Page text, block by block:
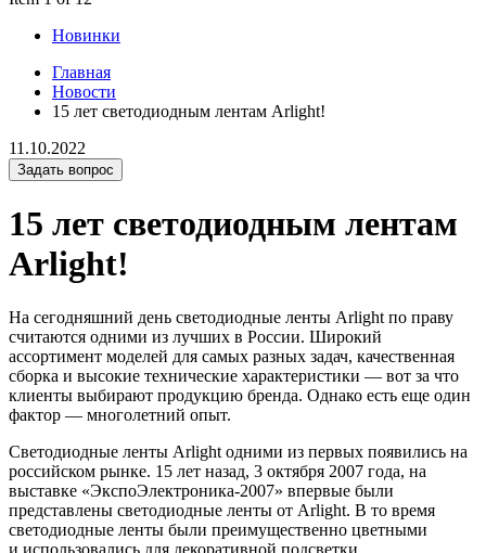
Новинки
Главная
Новости
15 лет светодиодным лентам Arlight!
11.10.2022
Задать вопрос
15 лет светодиодным лентам
Arlight!
На сегодняшний день светодиодные ленты Arlight по праву
считаются одними из лучших в России. Широкий
ассортимент моделей для самых разных задач, качественная
сборка и высокие технические характеристики — вот за что
клиенты выбирают продукцию бренда. Однако есть еще один
фактор — многолетний опыт.
Светодиодные ленты Arlight одними из первых появились на
российском рынке. 15 лет назад, 3 октября 2007 года, на
выставке «ЭкспоЭлектроника-2007» впервые были
представлены светодиодные ленты от Arlight. В то время
светодиодные ленты были преимущественно цветными
и использовались для декоративной подсветки.